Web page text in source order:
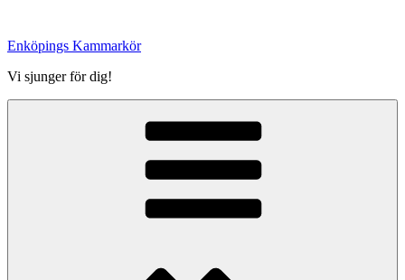
innehåll
Enköpings Kammarkör
Vi sjunger för dig!